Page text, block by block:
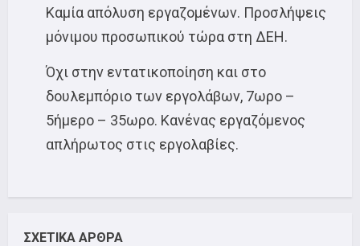
Καμία απόλυση εργαζομένων. Προσλήψεις
μόνιμου προσωπικού τώρα στη ΔΕΗ.
Όχι στην εντατικοποίηση και στο
δουλεμπόριο των εργολάβων, 7ωρο –
5ήμερο – 35ωρο. Κανένας εργαζόμενος
απλήρωτος στις εργολαβίες.
ΣΧΕΤΙΚΑ ΑΡΘΡΑ